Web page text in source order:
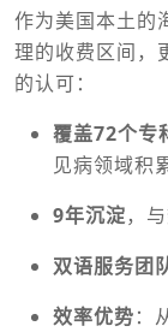
作为美国本土的
理的收费区间，
的认可：
覆盖72个专
见病领域积
9年沉淀，
双语服务团
效率优势：